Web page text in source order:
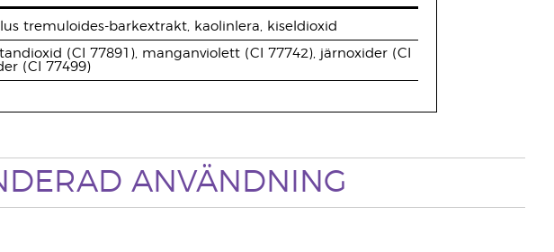
tremuloides-barkextrakt, kaolinlera, kiseldioxid
(CI 77891), manganviolett (CI 77742), järnoxider (CI
(CI 77499)
ANVÄNDNING